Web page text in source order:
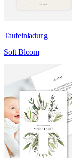
Taufeinladung
Soft Bloom